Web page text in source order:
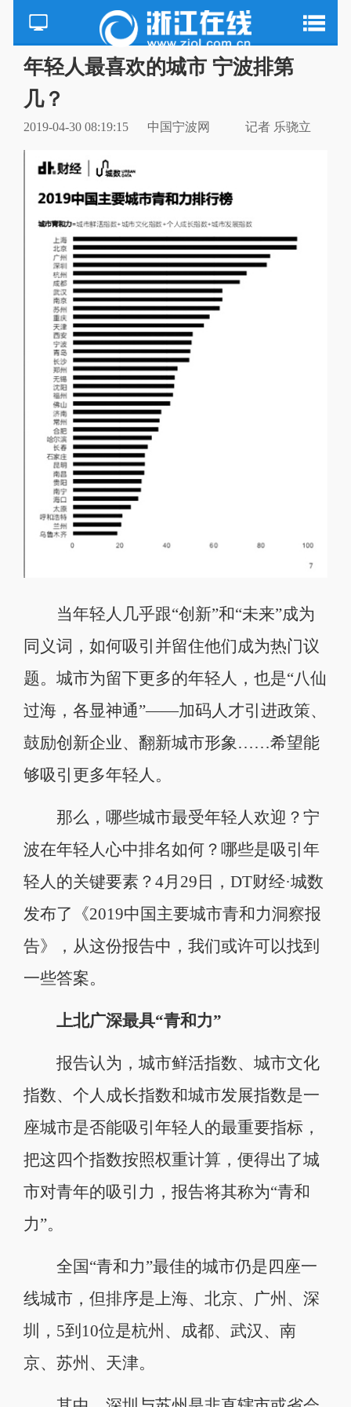
年轻人最喜欢的城市 宁波排第
几？
2019-04-30 08:19:15 中国宁波网 记者 乐骁立
当年轻人几乎跟“创新”和“未来”成为
同义词，如何吸引并留住他们成为热门议
题。城市为留下更多的年轻人，也是“八仙
过海，各显神通”——加码人才引进政策、
鼓励创新企业、翻新城市形象……希望能
够吸引更多年轻人。
那么，哪些城市最受年轻人欢迎？宁
波在年轻人心中排名如何？哪些是吸引年
轻人的关键要素？4月29日，DT财经·城数
发布了《2019中国主要城市青和力洞察报
告》，从这份报告中，我们或许可以找到
一些答案。
上北广深最具“青和力”
报告认为，城市鲜活指数、城市文化
指数、个人成长指数和城市发展指数是一
座城市是否能吸引年轻人的最重要指标，
把这四个指数按照权重计算，便得出了城
市对青年的吸引力，报告将其称为“青和
力”。
全国“青和力”最佳的城市仍是四座一
线城市，但排序是上海、北京、广州、深
圳，5到10位是杭州、成都、武汉、南
京、苏州、天津。